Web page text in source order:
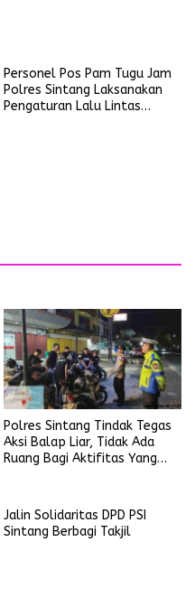
Personel Pos Pam Tugu Jam
Polres Sintang Laksanakan
Pengaturan Lalu Lintas
Polres Sintang Tindak Tegas
Aksi Balap Liar, Tidak Ada
Ruang Bagi Aktifitas Yang
Jalin Solidaritas DPD PSI
Sintang Berbagi Takjil